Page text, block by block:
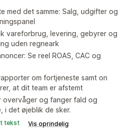
med det samme: Salg, udgifter og
vareforbrug, levering, gebyrer og
uden regneark
Se reel ROAS, CAC og
om fortjeneste samt on
at dit team er afstemt
overvåger og fanger fald og
i det øjeblik de sker.
tekst Vis oprindelig